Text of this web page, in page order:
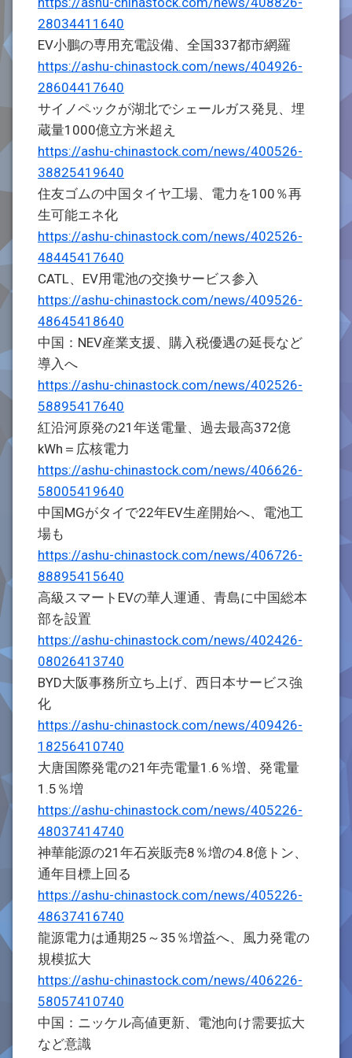
28034411640
EV小鵬の専用充電設備、全国337都市網羅
https://ashu-chinastock.com/news/404926-
28604417640
サイノペックが湖北でシェールガス発見、埋
蔵量1000億立方米超え
https://ashu-chinastock.com/news/400526-
38825419640
住友ゴムの中国タイヤ工場、電力を100％再
生可能エネ化
https://ashu-chinastock.com/news/402526-
48445417640
CATL、EV用電池の交換サービス参入
https://ashu-chinastock.com/news/409526-
48645418640
中国：NEV産業支援、購入税優遇の延長など
導入へ
https://ashu-chinastock.com/news/402526-
58895417640
紅沿河原発の21年送電量、過去最高372億
kWh＝広核電力
https://ashu-chinastock.com/news/406626-
58005419640
中国MGがタイで22年EV生産開始へ、電池工
場も
https://ashu-chinastock.com/news/406726-
88895415640
高級スマートEVの華人運通、青島に中国総本
部を設置
https://ashu-chinastock.com/news/402426-
08026413740
BYD大阪事務所立ち上げ、西日本サービス強
化
https://ashu-chinastock.com/news/409426-
18256410740
大唐国際発電の21年売電量1.6％増、発電量
1.5％増
https://ashu-chinastock.com/news/405226-
48037414740
神華能源の21年石炭販売8％増の4.8億トン、
通年目標上回る
https://ashu-chinastock.com/news/405226-
48637416740
龍源電力は通期25～35％増益へ、風力発電の
規模拡大
https://ashu-chinastock.com/news/406226-
58057410740
中国：ニッケル高値更新、電池向け需要拡大
など意識